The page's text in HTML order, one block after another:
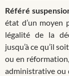
Référé
état d’un moyen
légalité de la
jusqu’à ce qu’il
ou en
administrative ou